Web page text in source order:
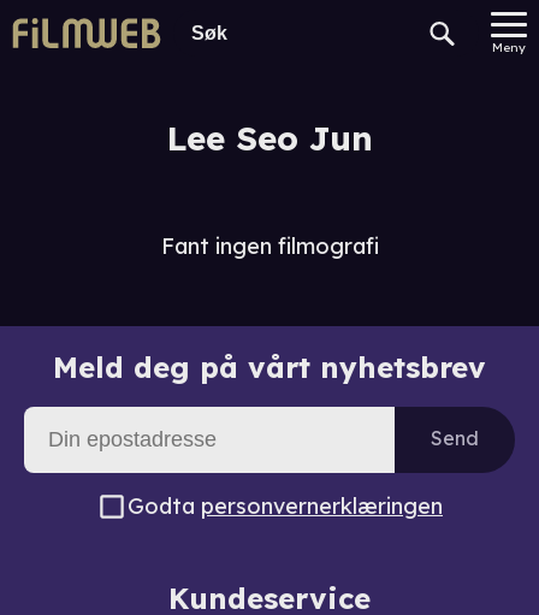
Meny
Lee Seo Jun
Fant ingen filmografi
Meld deg på vårt nyhetsbrev
Send
Godta personvernerklæringen
Kundeservice